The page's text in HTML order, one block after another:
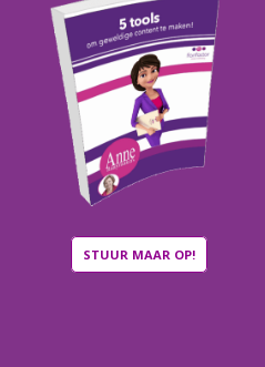
STUUR MAAR OP!